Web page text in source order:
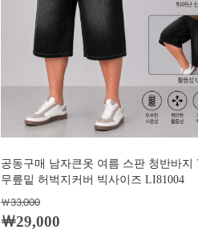
공동구매 남자큰옷 여름 스판 청반바지
무릎밑 허벅지커버 빅사이즈 LI81004
￦33,000
￦29,000